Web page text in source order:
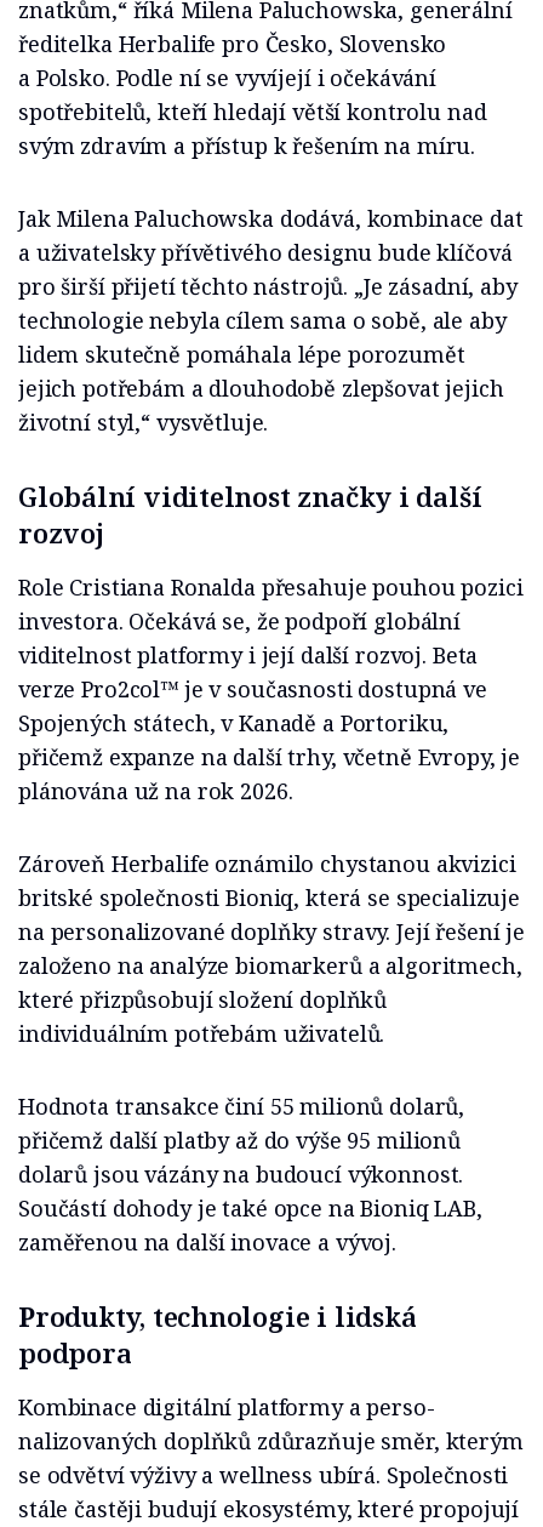
znatkům,“ říká Milena Paluchowska, gene­rální
ředitelka Herbalife pro Česko, Sloven­sko
a Polsko. Podle ní se vyvíjejí i očekávání
spotřebitelů, kteří hledají větší kontrolu nad
svým zdravím a přístup k řešením na míru.
Jak Milena Paluchowska dodává, kombinace dat
a uživatelsky přívětivého designu bude klíčová
pro širší přijetí těchto nástrojů. „Je zásadní, aby
technologie nebyla cílem sama o sobě, ale aby
lidem skutečně pomáhala lépe porozumět
jejich potřebám a dlouhodo­bě zlepšovat jejich
životní styl,“ vysvětluje.
Globální viditelnost značky i další
rozvoj
Role Cristiana Ronalda přesahuje pouhou pozici
investora. Očekává se, že podpoří glo­bální
viditelnost platformy i její další rozvoj. Beta
verze Pro2col™ je v současnosti dostup­ná ve
Spojených státech, v Kanadě a Porto­riku,
přičemž expanze na další trhy, včetně Evropy, je
plánována už na rok 2026.
Zároveň Herbalife oznámilo chystanou akvi­zici
britské společnosti Bioniq, která se spe­cializuje
na personalizované doplňky stravy. Její řešení je
založeno na analýze biomarkerů a algoritmech,
které přizpů­sobují složení doplňků
individuálním potřebám uživatelů.
Hodnota transakce činí 55 milionů do­larů,
přičemž další platby až do výše 95 milionů
dolarů jsou vázány na bu­doucí výkonnost.
Součástí dohody je také opce na Bioniq LAB,
zaměřenou na další inovace a vývoj.
Produkty, technologie i lidská
podpora
Kombinace digitální platformy a perso­
nalizovaných doplňků zdůrazňuje směr, kterým
se odvětví výživy a wellness ubí­rá. Společnosti
stále častěji budují eko­systémy, které propojují